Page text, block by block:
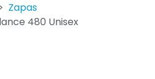
Zapas
480 Unisex